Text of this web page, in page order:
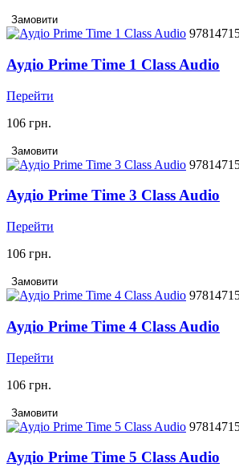
Замовити
Аудіо Prime Time 1 Class Audio
Перейти
106 грн.
Замовити
Аудіо Prime Time 3 Class Audio
Перейти
106 грн.
Замовити
Аудіо Prime Time 4 Class Audio
Перейти
106 грн.
Замовити
Аудіо Prime Time 5 Class Audio